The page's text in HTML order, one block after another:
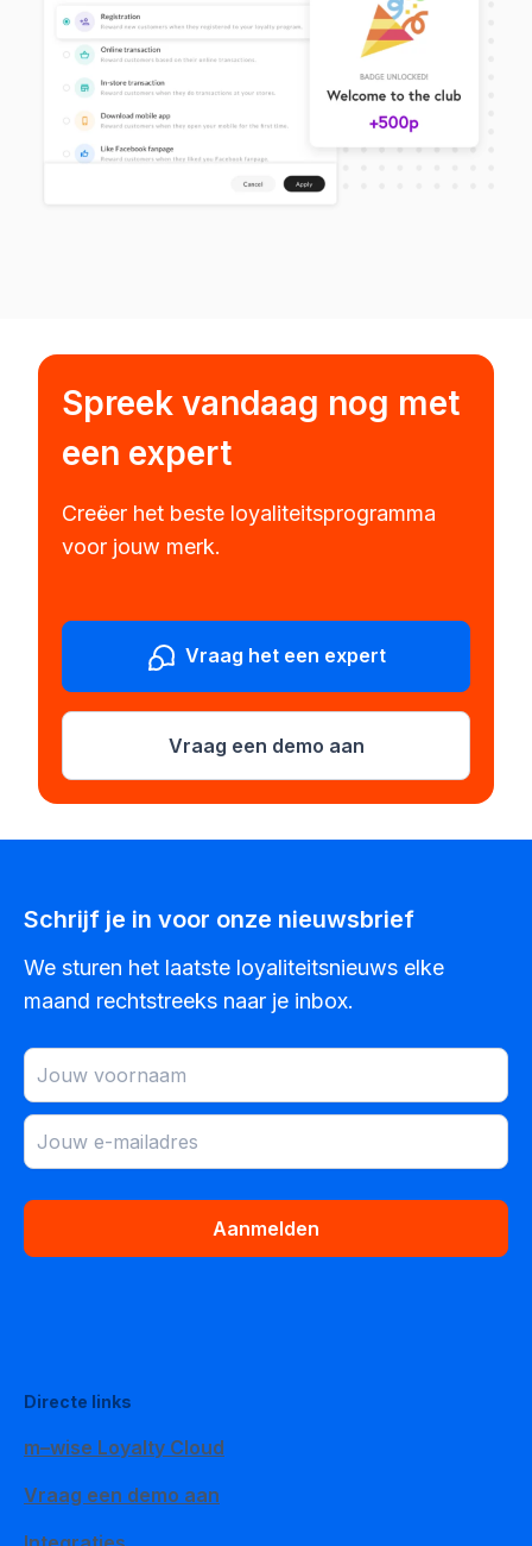
Spreek vandaag nog met
een expert
Creëer het beste loyaliteitsprogramma
voor jouw merk.
Vraag een demo aan
Vraag het een expert
Schrijf je in voor onze nieuwsbrief
We sturen het laatste loyaliteitsnieuws elke
maand rechtstreeks naar je inbox.
Aanmelden
Directe links
m–wise Loyalty Cloud
Vraag een demo aan